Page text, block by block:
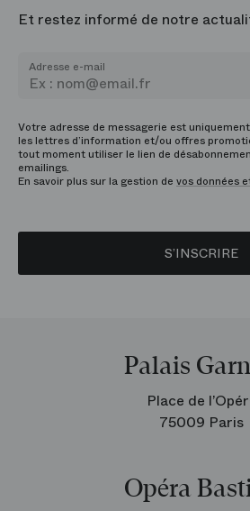
Et restez informé de notre
Adresse e-mail
Votre adresse de messagerie est
les lettres d’information et/ou offres
tout moment utiliser le lien de
emailings.
En savoir plus sur la gestion de vos données
S’INSCRIRE
Palais
Place de
75009 Paris
Opéra